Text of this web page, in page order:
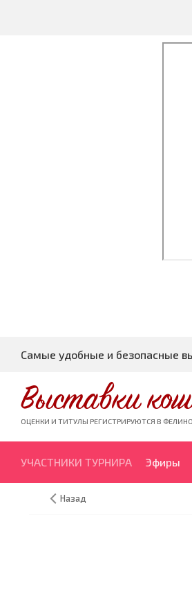
Самые удобные и безопасные
Выставки
ОЦЕНКИ И ТИТУЛЫ РЕГИСТРИРУЮТСЯ В
УЧАСТНИКИ ТУРНИРА Эфиры
Назад